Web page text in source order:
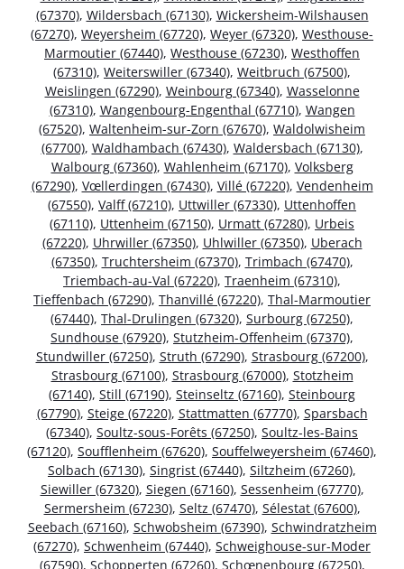
(67370), Wildersbach (67130), Wickersheim-Wilshausen
(67270), Weyersheim (67720), Weyer (67320), Westhouse-
Marmoutier (67440), Westhouse (67230), Westhoffen
(67310), Weiterswiller (67340), Weitbruch (67500),
Weislingen (67290), Weinbourg (67340), Wasselonne
(67310), Wangenbourg-Engenthal (67710), Wangen
(67520), Waltenheim-sur-Zorn (67670), Waldolwisheim
(67700), Waldhambach (67430), Waldersbach (67130),
Walbourg (67360), Wahlenheim (67170), Volksberg
(67290), Vœllerdingen (67430), Villé (67220), Vendenheim
(67550), Valff (67210), Uttwiller (67330), Uttenhoffen
(67110), Uttenheim (67150), Urmatt (67280), Urbeis
(67220), Uhrwiller (67350), Uhlwiller (67350), Uberach
(67350), Truchtersheim (67370), Trimbach (67470),
Triembach-au-Val (67220), Traenheim (67310),
Tieffenbach (67290), Thanvillé (67220), Thal-Marmoutier
(67440), Thal-Drulingen (67320), Surbourg (67250),
Sundhouse (67920), Stutzheim-Offenheim (67370),
Stundwiller (67250), Struth (67290), Strasbourg (67200),
Strasbourg (67100), Strasbourg (67000), Stotzheim
(67140), Still (67190), Steinseltz (67160), Steinbourg
(67790), Steige (67220), Stattmatten (67770), Sparsbach
(67340), Soultz-sous-Forêts (67250), Soultz-les-Bains
(67120), Soufflenheim (67620), Souffelweyersheim (67460),
Solbach (67130), Singrist (67440), Siltzheim (67260),
Siewiller (67320), Siegen (67160), Sessenheim (67770),
Sermersheim (67230), Seltz (67470), Sélestat (67600),
Seebach (67160), Schwobsheim (67390), Schwindratzheim
(67270), Schwenheim (67440), Schweighouse-sur-Moder
(67590), Schopperten (67260), Schœnenbourg (67250),